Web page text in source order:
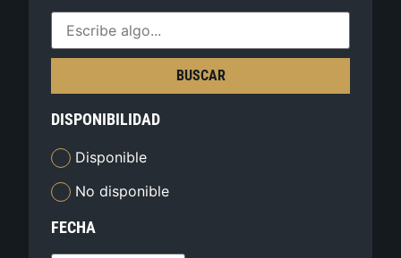
BUSCAR
DISPONIBILIDAD
Disponible
No disponible
FECHA